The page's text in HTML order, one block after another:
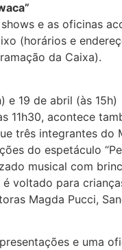
e as oficinas
(horários e
da Caixa).
e 19 de abril (às 15h)
11h30, acontece
três integrantes do
do espetáculo
musical com
voltado para
Magda Pucci,
e uma